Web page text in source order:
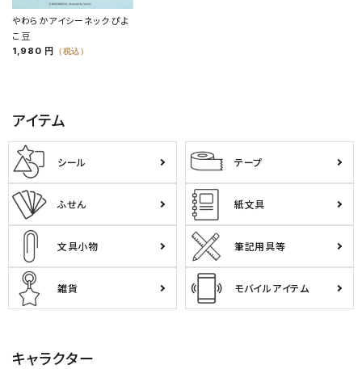
やわらかアイシーネック ぴよ
こ豆
1,980 円 （税込）
アイテム
シール テープ
ふせん 紙文具
文具小物 筆記用具等
雑貨 モバイルアイテム
キャラクター